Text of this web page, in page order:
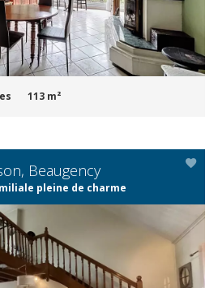
113 m²
Beaugency
pleine de charme